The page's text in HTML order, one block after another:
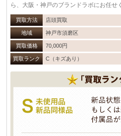
ら、大阪・神戸のブランドラボにお任せ
買取方法 店頭買取
地域 神戸市須磨区
買取価格 70,000円
買取ランク C（キズあり）